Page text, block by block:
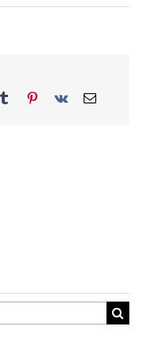
TumblrPinterest
Vk Email